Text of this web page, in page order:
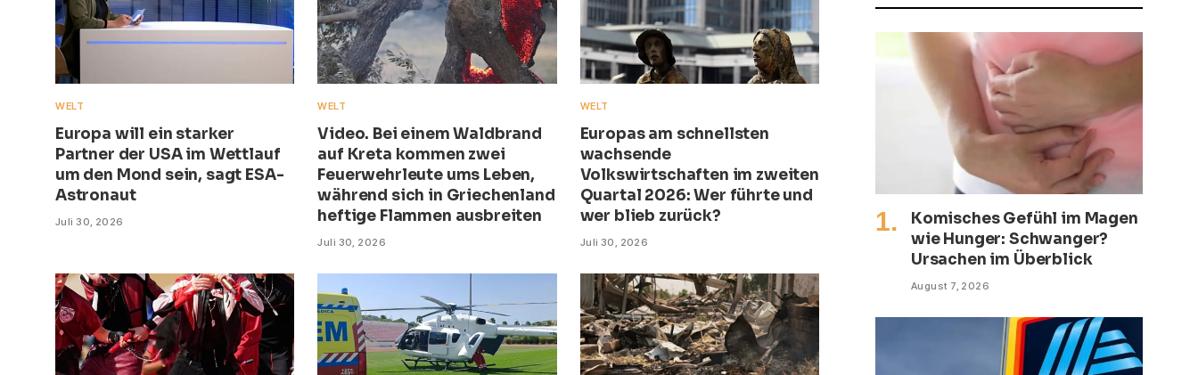
WELT
Europa will ein starker
Partner der USA im Wettlauf
um den Mond sein, sagt ESA-
Astronaut
Juli 30, 2026
WELT
Video. Bei einem Waldbrand
auf Kreta kommen zwei
Feuerwehrleute ums Leben,
während sich in Griechenland
heftige Flammen ausbreiten
Juli 30, 2026
WELT
Europas am schnellsten
wachsende
Volkswirtschaften im zweiten
Quartal 2026: Wer führte und
wer blieb zurück?
Juli 30, 2026
Komisches Gefühl im Magen
wie Hunger: Schwanger?
Ursachen im Überblick
August 7, 2026